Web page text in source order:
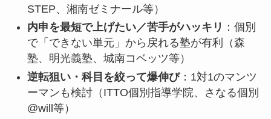
STEP、湘南ゼミナール等）
内申を最短で上げたい／苦手がハッキリ ：個別
で「できない単元」から戻れる塾が有利（森
塾、明光義塾、城南コベッツ等）
逆転狙い・科目を絞って爆伸び：1対1のマンツ
ーマンも検討（ITTO個別指導学院、さなる個別
@will等）